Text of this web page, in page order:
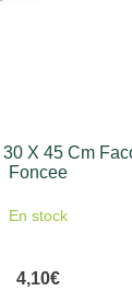
X 45 Cm
Foncee
En stock
4,10€